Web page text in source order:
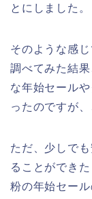
とにしました。
そのような感
調べてみた結
な年始セール
ったのですが、
ただ、少しで
ることができ
粉の年始セー